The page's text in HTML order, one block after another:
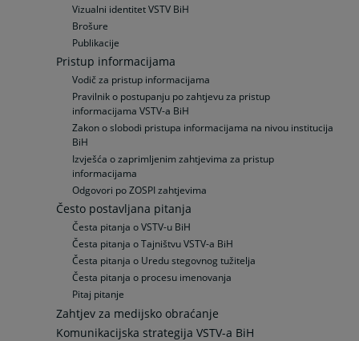
Vizualni identitet VSTV BiH
Brošure
Publikacije
Pristup informacijama
Vodič za pristup informacijama
Pravilnik o postupanju po zahtjevu za pristup
informacijama VSTV-a BiH
Zakon o slobodi pristupa informacijama na nivou institucija
BiH
Izvješća o zaprimljenim zahtjevima za pristup
informacijama
Odgovori po ZOSPI zahtjevima
Često postavljana pitanja
Česta pitanja o VSTV-u BiH
Česta pitanja o Tajništvu VSTV-a BiH
Česta pitanja o Uredu stegovnog tužitelja
Česta pitanja o procesu imenovanja
Pitaj pitanje
Zahtjev za medijsko obraćanje
Komunikacijska strategija VSTV-a BiH